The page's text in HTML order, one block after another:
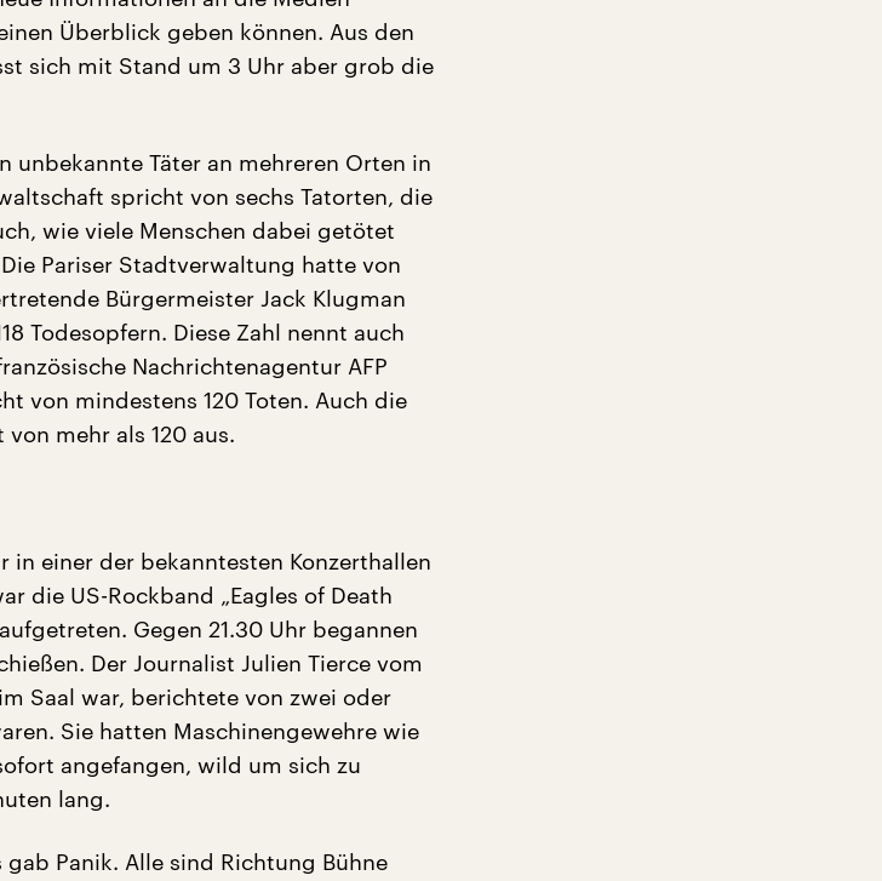
Überblick geben können. Aus den
sich mit Stand um 3 Uhr aber grob die
unbekannte Täter an mehreren Orten in
spricht von sechs Tatorten, die
wie viele Menschen dabei getötet
Pariser Stadtverwaltung hatte von
Bürgermeister Jack Klugman
Todesopfern. Diese Zahl nennt auch
Nachrichtenagentur AFP
von mindestens 120 Toten. Auch die
mehr als 120 aus.
in einer der bekanntesten Konzerthallen
die US-Rockband „Eagles of Death
Gegen 21.30 Uhr begannen
Der Journalist Julien Tierce vom
Saal war, berichtete von zwei oder
Sie hatten Maschinengewehre wie
angefangen, wild um sich zu
lang.
gab Panik. Alle sind Richtung Bühne